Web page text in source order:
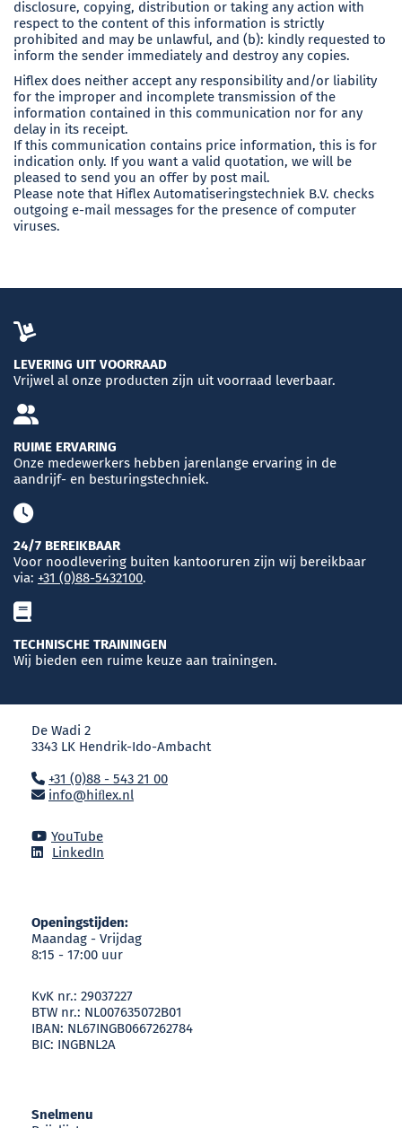
disclosure, copying, distribution or taking any action with
respect to the content of this information is strictly
prohibited and may be unlawful, and (b): kindly requested to
inform the sender immediately and destroy any copies.
Hiflex does neither accept any responsibility and/or liability
for the improper and incomplete transmission of the
information contained in this communication nor for any
delay in its receipt.
If this communication contains price information, this is for
indication only. If you want a valid quotation, we will be
pleased to send you an offer by post mail.
Please note that Hiflex Automatiseringstechniek B.V. checks
outgoing e-mail messages for the presence of computer
viruses.
LEVERING UIT VOORRAAD
Vrijwel al onze producten zijn uit voorraad leverbaar.
RUIME ERVARING
Onze medewerkers hebben jarenlange ervaring in de
aandrijf- en besturingstechniek.
24/7 BEREIKBAAR
Voor noodlevering buiten kantooruren zijn wij bereikbaar
via: +31 (0)88-5432100.
TECHNISCHE TRAININGEN
Wij bieden een ruime keuze aan trainingen.
De Wadi 2
3343 LK Hendrik-Ido-Ambacht
+31 (0)88 - 543 21 00
info@hiﬂex.nl
YouTube
LinkedIn
Openingstijden:
Maandag - Vrijdag
8:15 - 17:00 uur
KvK nr.: 29037227
BTW nr.: NL007635072B01
IBAN: NL67INGB0667262784
BIC: INGBNL2A
Snelmenu